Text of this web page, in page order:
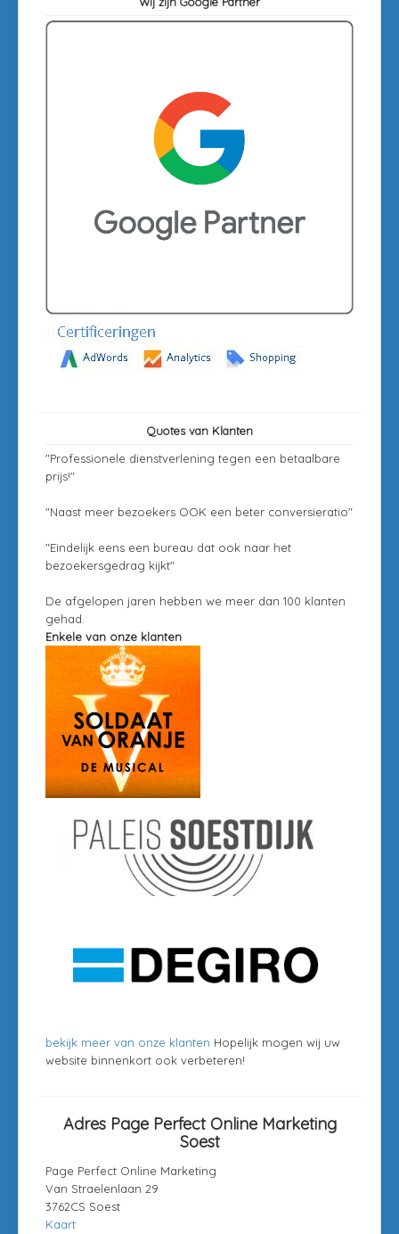
Quotes van Klanten
"Professionele dienstverlening tegen een betaalbare
prijs!"
"Naast meer bezoekers OOK een beter conversieratio"
"Eindelijk eens een bureau dat ook naar het
bezoekersgedrag kijkt"
De afgelopen jaren hebben we meer dan 100 klanten
gehad.
Enkele van onze klanten
bekijk meer van onze klanten Hopelijk mogen wij uw
website binnenkort ook verbeteren!
Adres Page Perfect Online Marketing
Soest
Page Perfect Online Marketing
Van Straelenlaan 29
3762CS Soest
Kaart